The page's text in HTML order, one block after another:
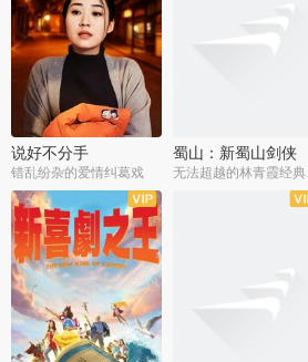
说好不分手
错乱纷杂的爱情纠葛戏
蜀山：新蜀山剑侠
无